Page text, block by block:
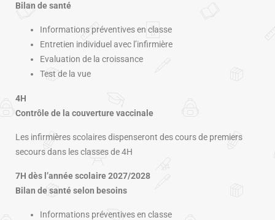
Bilan de santé
Informations préventives en classe
Entretien individuel avec l’infirmière
Evaluation de la croissance
Test de la vue
4H
Contrôle de la couverture vaccinale
Les infirmières scolaires dispenseront des cours de premiers
secours dans les classes de 4H
7H dès l’année scolaire 2027/2028
Bilan de santé selon besoins
Informations préventives en classe